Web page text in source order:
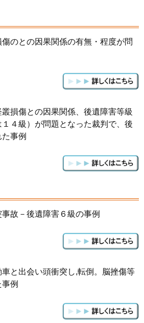
のとの因果関係の有無・程度が問
損傷との因果関係、後遺障害等級
１４級）が問題となった裁判で、後
事例
故－後遺障害６級の事例
と出会い頭衝突し,転倒。脳挫傷等
例